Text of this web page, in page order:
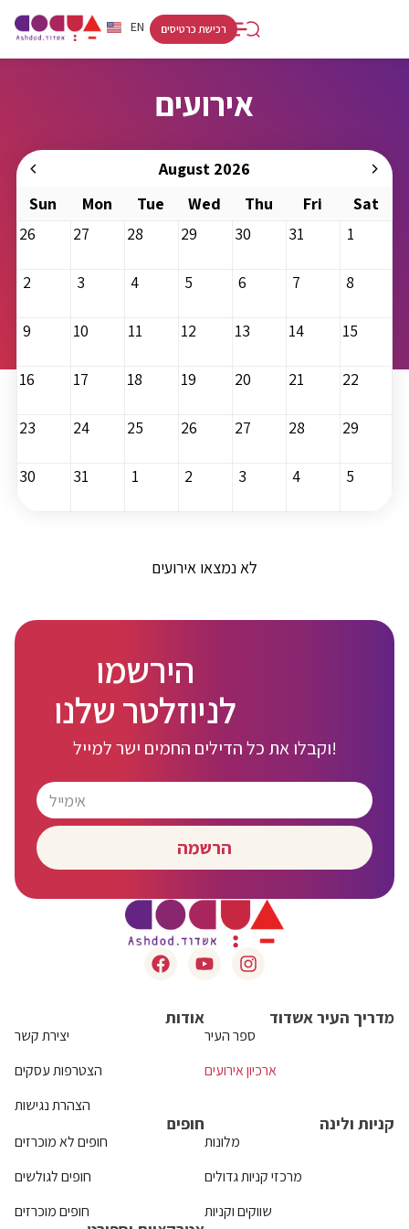
EN
HE
רכישת כרטיסים
אירועים
August 2026
Sun
Mon Tue Wed Thu Fri
Sat
26
27 28 29 30 31 1
2 3 4 5 6 7 8
9 10 11 12 13 14 15
16 17 18 19 20 21 22
23 24 25 26 27 28 29
30 31 1 2 3 4 5
לא נמצאו אירועים
הירשמו
לניוזלטר שלנו
וקבלו את כל הדילים החמים ישר למייל!
הרשמה
אודות
יצירת קשר
הצטרפות עסקים
הצהרת נגישות
מדריך העיר אשדוד
ספר העיר
ארכיון אירועים
חופים
חופים לא מוכרזים
חופים לגולשים
חופים מוכרזים
קניות ולינה
מלונות
מרכזי קניות גדולים
שווקים וקניות